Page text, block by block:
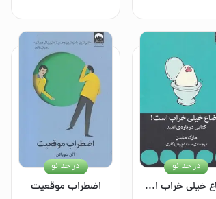
اوضاع خیلی خراب است!
در حد نو
اضطراب موقعیت
در حد نو